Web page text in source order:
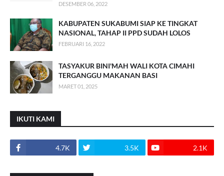
DESEMBER 06, 2022
KABUPATEN SUKABUMI SIAP KE TINGKAT
NASIONAL, TAHAP II PPD SUDAH LOLOS
FEBRUARI 16, 2022
TASYAKUR BINI'MAH WALI KOTA CIMAHI
TERGANGGU MAKANAN BASI
MARET 01, 2025
IKUTI KAMI
4.7K 3.5K 2.1K